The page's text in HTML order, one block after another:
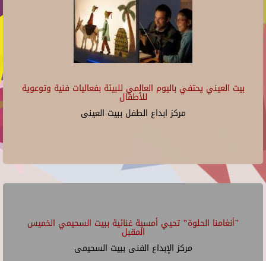
بيت العيني يحتفي باليوم العالمي للبيئة بفعاليات فنية وتوعوية
للأطفال
مركز ابداع الطفل ببيت العينى
"أنغامنا الحلوة" تحيي أمسية غنائية ببيت السحيمي الخميس
المقبل
مركز الإبداع الفنى ببيت السحيمى